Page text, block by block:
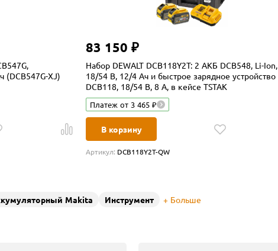
(DCB547G-XJ)
83 150 ₽
Набор DEWALT DCB118Y2T: 2 АКБ DCB548, Li-Ion,
18/54 В, 12/4 Ач и быстрое зарядное устройство
DCB118, 18/54 В, 8 А, в кейсе TSTAK
Платеж от 3 465 ₽
В корзину
Артикул: DCB118Y2T-QW
Makita Инструмент Больше